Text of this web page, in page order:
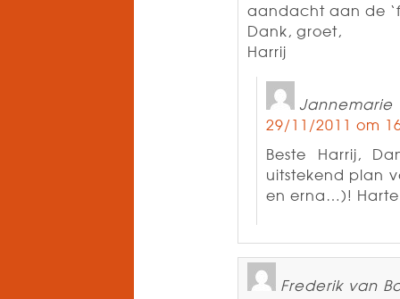
aandacht aan de
Dank, groet,
Harrij
Jannemarie
29/11/2011 om
Beste Harrij,
uitstekend plan
en erna…)!
Frederik van